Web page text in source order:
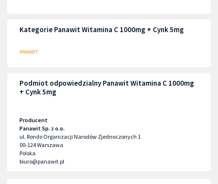
Kategorie Panawit Witamina C 1000mg + Cynk 5mg
PANAWIT
Podmiot odpowiedzialny Panawit Witamina C 1000mg
+ Cynk 5mg
Producent
Panawit Sp. z o.o.
ul. Rondo Organizacji Narodów Zjednoczonych 1
00-124Warszawa
Polska
biuro@panawit.pl